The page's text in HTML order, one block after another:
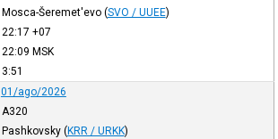
Mosca-Šeremet'evo (SVO / UUEE)
22:17 +07
22:09 MSK
3:51
01/ago/2026
A320
Pashkovsky (KRR / URKK)